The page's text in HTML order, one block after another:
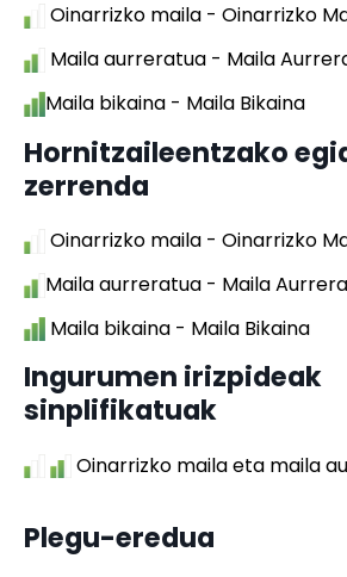
Oinarrizko maila - Oinarrizko
Maila aurreratua - Maila
Maila bikaina - Maila Bikaina
Hornitzaileentzako
zerrenda
Oinarrizko maila - Oinarrizko
Maila aurreratua - Maila
Maila bikaina - Maila Bikaina
Ingurumen irizpideak
sinplifikatuak
Oinarrizko maila eta maila
Plegu-eredua